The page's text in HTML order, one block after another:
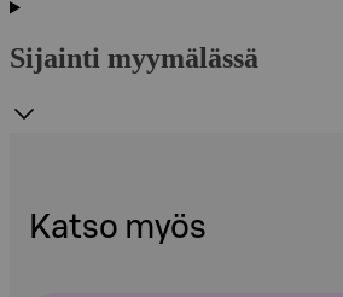
Sijainti myymälässä
Katso myös